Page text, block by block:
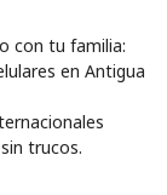
con tu familia:
en Antigua
trucos.